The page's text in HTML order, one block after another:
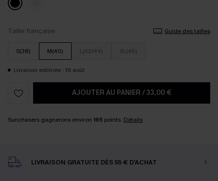
Taille française Guide des tailles
S(38) M(40) L(42/44) XL(46)
Livraison estimée : 19 août
AJOUTER AU PANIER /33,00 €
Sunchasers gagnerons environ 165 points. Détails
LIVRAISON GRATUITE DÈS 55 € D'ACHAT